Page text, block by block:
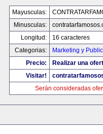
Mayusculas:
Minusculas:
Longitud:
16 caracteres
Categorias:
Marketing y
Precio:
Realizar una
Visitar!
Serán consideradas